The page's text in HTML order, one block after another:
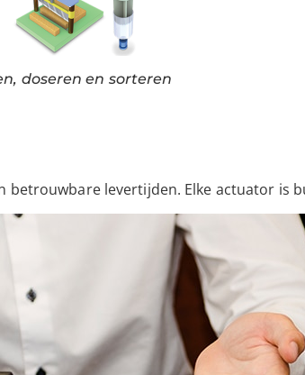
doseren en sorteren
betrouwbare levertijden. Elke actuator is